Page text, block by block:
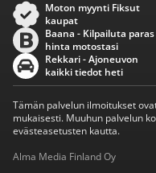
Moton myynti Fiksut
kaupat
Baana - Kilpailuta paras
hinta motostasi
Rekkari - Ajoneuvon
kaikki tiedot heti
Tämän palvelun ilmoitukset
mukaisesti. Muuhun palvelun
evästeasetusten kautta.
Alma Media Finland Oy